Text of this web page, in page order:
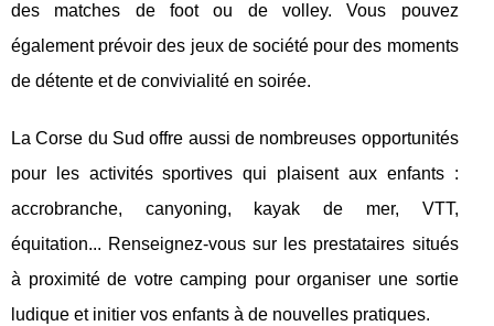
des matches de foot ou de volley. Vous pouvez
également prévoir des jeux de société pour des moments
de détente et de convivialité en soirée.
La Corse du Sud offre aussi de nombreuses opportunités
pour les activités sportives qui plaisent aux enfants :
accrobranche, canyoning, kayak de mer, VTT,
équitation... Renseignez-vous sur les prestataires situés
à proximité de votre camping pour organiser une sortie
ludique et initier vos enfants à de nouvelles pratiques.